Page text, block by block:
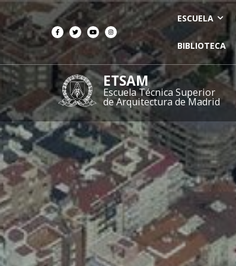
ESCUELA
BIBLIOTECA
ETSAM
Escuela Técnica Superior
de Arquitectura de Madrid